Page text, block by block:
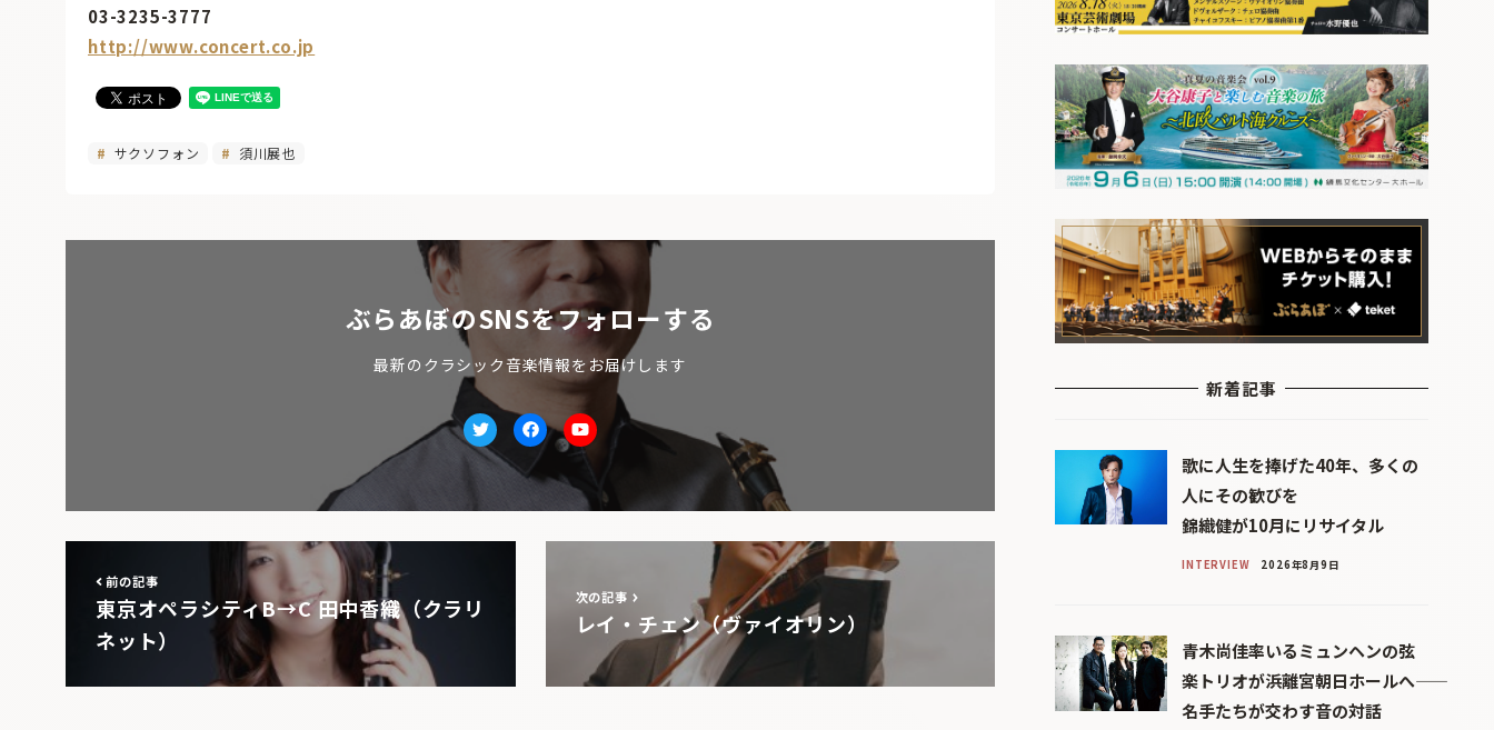
03-3235-3777
http://www.concert.co.jp
サクソフォン 須川展也
ぶらあぼのSNSをフォローする
最新のクラシック音楽情報をお届けします
TwitterfacebookYoutube
前の記事
東京オペラシティB→C 田中香織（クラリ
ネット）
次の記事
レイ・チェン（ヴァイオリン）
新着記事
歌に人生を捧げた40年、多くの
人にその歓びを
錦織健が10月にリサイタル
INTERVIEW 2026年8月9日
青木尚佳率いるミュンヘンの弦
楽トリオが浜離宮朝日ホールへ――
名手たちが交わす音の対話